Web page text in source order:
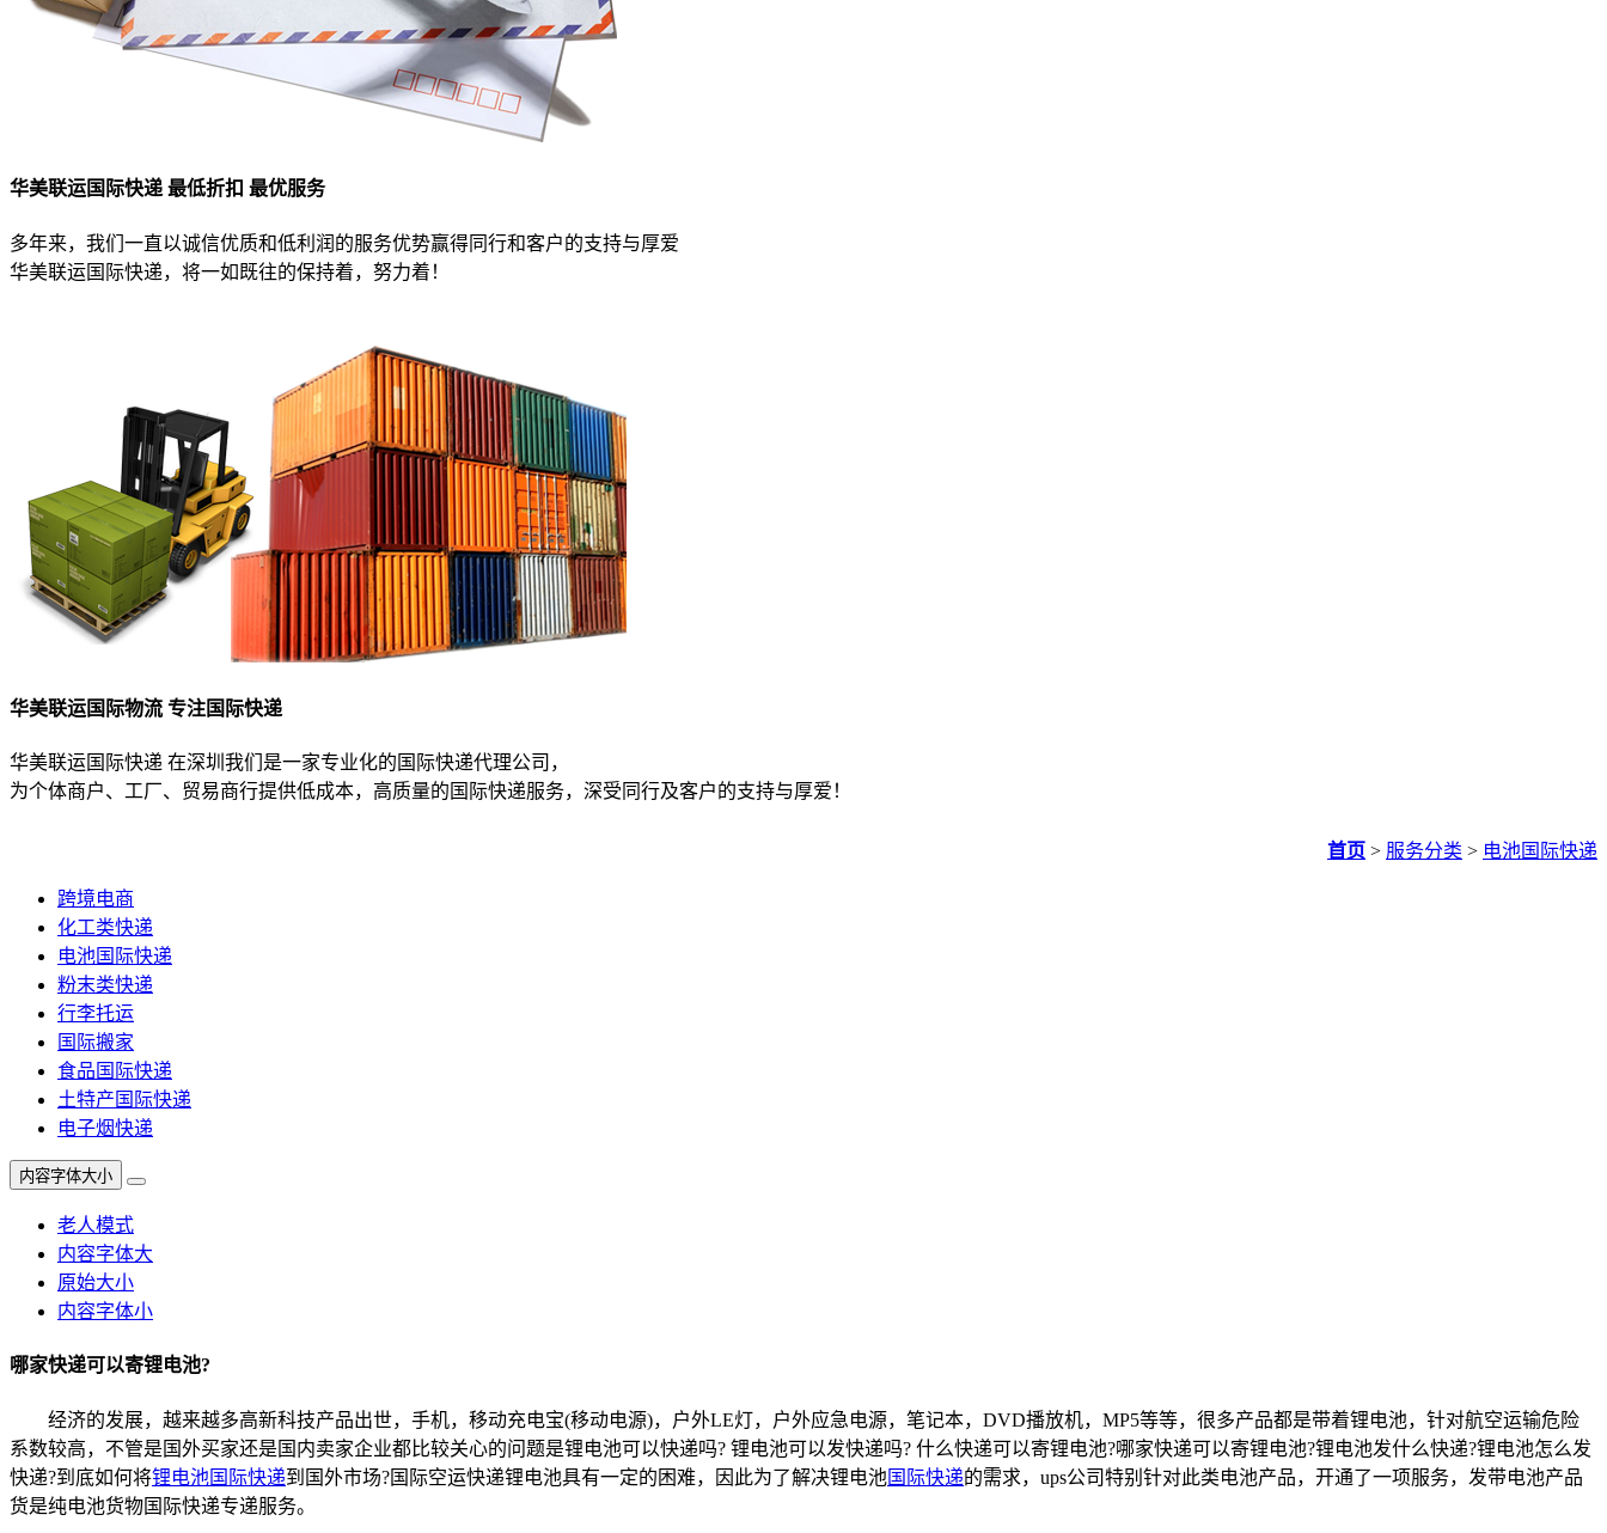
华美联运国际快递 最低折扣 最优服务
多年来，我们一直以诚信优质和低利润的服务优势赢得同行和客户的支持与厚爱
华美联运国际快递，将一如既往的保持着，努力着！
华美联运国际物流 专注国际快递
华美联运国际快递 在深圳我们是一家专业化的国际快递代理公司，
为个体商户、工厂、贸易商行提供低成本，高质量的国际快递服务，深受同行及客户的支持与厚爱！
首页 > 服务分类 > 电池国际快递
跨境电商
化工类快递
电池国际快递
粉末类快递
行李托运
国际搬家
食品国际快递
土特产国际快递
电子烟快递
内容字体大小
老人模式
内容字体大
原始大小
内容字体小
哪家快递可以寄锂电池?
经济的发展，越来越多高新科技产品出世，手机，移动充电宝(移动电源)，户外LE灯，户外应急电源，笔记本，DVD播放机，MP5等等，很多产品都是带着锂电池，针对航空运输危险
系数较高，不管是国外买家还是国内卖家企业都比较关心的问题是锂电池可以快递吗? 锂电池可以发快递吗? 什么快递可以寄锂电池?哪家快递可以寄锂电池?锂电池发什么快递?锂电池怎么发
快递?到底如何将锂电池国际快递到国外市场?国际空运快递锂电池具有一定的困难，因此为了解决锂电池国际快递的需求，ups公司特别针对此类电池产品，开通了一项服务，发带电池产品
货是纯电池货物国际快递专递服务。